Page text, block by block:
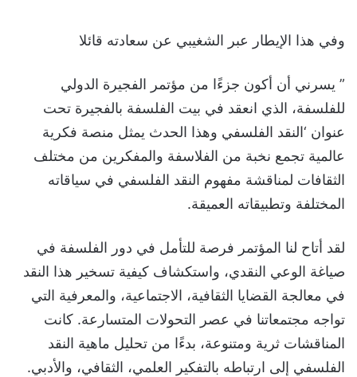
وفي هذا الإيطار عبر الشغيبي عن سعادته قائلا
” يسرني أن أكون جزءًا من مؤتمر الفجيرة الدولي
للفلسفة، الذي انعقد في بيت الفلسفة بالفجيرة تحت
عنوان ‘النقد الفلسفي وهذا الحدث يمثل منصة فكرية
عالمية تجمع نخبة من الفلاسفة والمفكرين من مختلف
الثقافات لمناقشة مفهوم النقد الفلسفي في سياقاته
المختلفة وتطبيقاته العميقة.
لقد أتاح لنا المؤتمر فرصة للتأمل في دور الفلسفة في
صياغة الوعي النقدي، واستكشاف كيفية تسخير هذا النقد
في معالجة القضايا الثقافية، الاجتماعية، والمعرفية التي
تواجه مجتمعاتنا في عصر التحولات المتسارعة. كانت
المناقشات ثرية ومتنوعة، بدءًا من تحليل ماهية النقد
الفلسفي إلى ارتباطه بالتفكير العلمي، الثقافي، والأدبي.